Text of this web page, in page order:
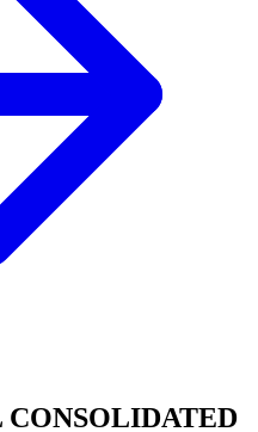
CONSOLIDATED